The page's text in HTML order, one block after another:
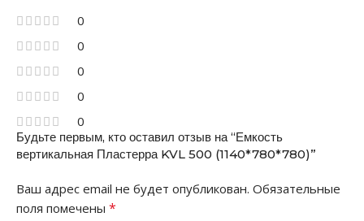
0
0
0
0
0
Будьте первым, кто оставил отзыв на “Емкость
вертикальная Пластерра KVL 500 (1140*780*780)”
Ваш адрес email не будет опубликован. Обязательные
поля помечены *